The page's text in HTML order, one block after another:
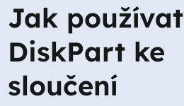
Jak používat
DiskPart ke
sloučení